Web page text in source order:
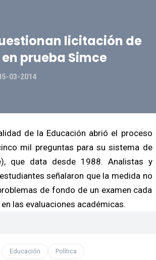
licitación de
prueba Simce
03-2014
de la Educación abrió el proceso
mil preguntas para su sistema de
que data desde 1988. Analistas y
señalaron que la medida no
de fondo de un examen cada
las evaluaciones académicas.
Educación Política